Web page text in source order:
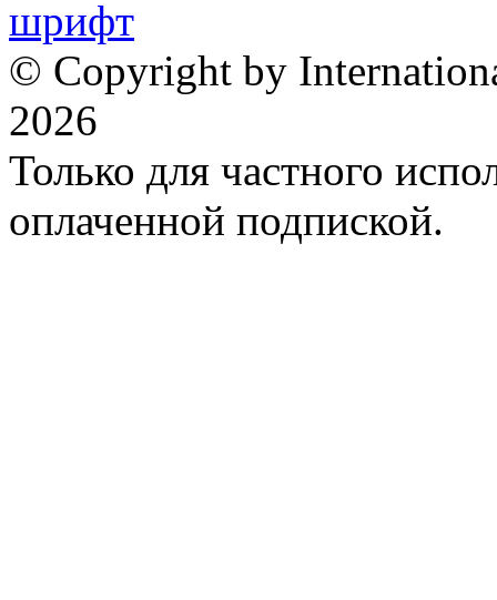
© Copyright by
2026
Только для частного
оплаченной подпиской.